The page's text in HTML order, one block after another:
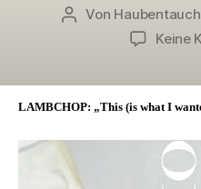
Beitragsautor
Von
Keine
LAMBCHOP: „This (is what I